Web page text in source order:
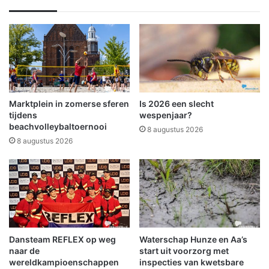
m
e
t
h
e
t
p
l
a
a
t
e
n
v
a
n
n
i
e
u
Marktplein in zomerse sferen
tijdens
beachvolleybaltoernooi
8 augustus 2026
Is 2026 een slecht
wespenjaar?
8 augustus 2026
Dansteam REFLEX op weg
naar de
wereldkampioenschappen
Waterschap Hunze en Aa’s
start uit voorzorg met
inspecties van kwetsbare